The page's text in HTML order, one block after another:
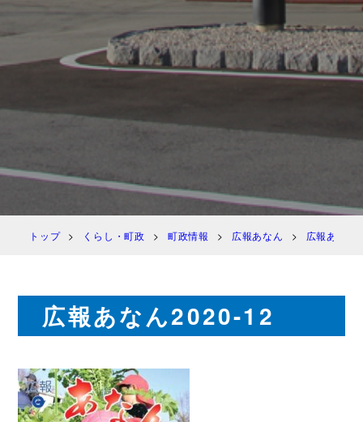
トップ くらし・町政 町政情報 広報あなん 広報あなん
広報あなん2020-12